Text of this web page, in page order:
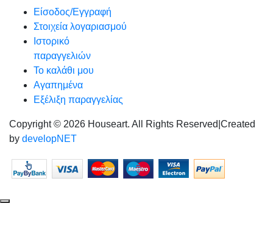
Είσοδος/Εγγραφή
Στοιχεία λογαριασμού
Ιστορικό
παραγγελιών
Το καλάθι μου
Αγαπημένα
Εξέλιξη παραγγελίας
Copyright © 2026 Houseart. All Rights Reserved Created
by developNET